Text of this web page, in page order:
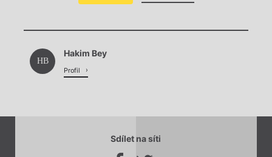
Chviličku.
HB
Hakim Bey
Profil
Sdílet na síti